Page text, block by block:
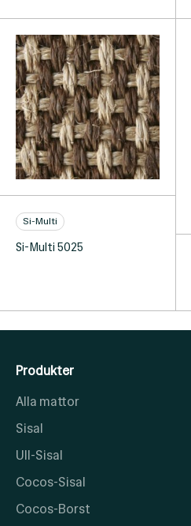
Si-Multi
Si-Multi 5025
Produkter
Alla mattor
Sisal
Ull-Sisal
Cocos-Sisal
Cocos-Borst